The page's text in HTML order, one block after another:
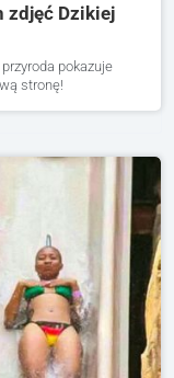
zdjęć Dzikiej
pokazuje
stronę!